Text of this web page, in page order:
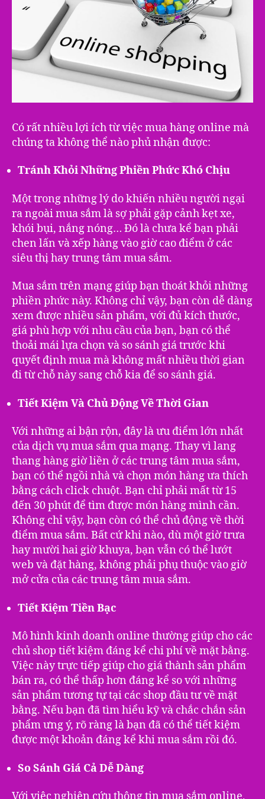
Có rất nhiều lợi ích từ việc mua hàng online mà
chúng ta không thể nào phủ nhận được:
Tránh Khỏi Những Phiền Phức Khó Chịu
Một trong những lý do khiến nhiều người ngại
ra ngoài mua sắm là sợ phải gặp cảnh kẹt xe,
khói bụi, nắng nóng… Đó là chưa kể bạn phải
chen lấn và xếp hàng vào giờ cao điểm ở các
siêu thị hay trung tâm mua sắm.
Mua sắm trên mạng giúp bạn thoát khỏi những
phiền phức này. Không chỉ vậy, bạn còn dễ dàng
xem được nhiều sản phẩm, với đủ kích thước,
giá phù hợp với nhu cầu của bạn, bạn có thể
thoải mái lựa chọn và so sánh giá trước khi
quyết định mua mà không mất nhiều thời gian
đi từ chỗ này sang chỗ kia để so sánh giá.
Tiết Kiệm Và Chủ Động Về Thời Gian
Với những ai bận rộn, đây là ưu điểm lớn nhất
của dịch vụ mua sắm qua mạng. Thay vì lang
thang hàng giờ liền ở các trung tâm mua sắm,
bạn có thể ngồi nhà và chọn món hàng ưa thích
bằng cách click chuột. Bạn chỉ phải mất từ 15
đến 30 phút để tìm được món hàng mình cần.
Không chỉ vậy, bạn còn có thể chủ động về thời
điểm mua sắm. Bất cứ khi nào, dù một giờ trưa
hay mười hai giờ khuya, bạn vẫn có thể lướt
web và đặt hàng, không phải phụ thuộc vào giờ
mở cửa của các trung tâm mua sắm.
Tiết Kiệm Tiền Bạc
Mô hình kinh doanh online thường giúp cho các
chủ shop tiết kiệm đáng kể chi phí về mặt bằng.
Việc này trực tiếp giúp cho giá thành sản phẩm
bán ra, có thể thấp hơn đáng kể so với những
sản phẩm tương tự tại các shop đầu tư về mặt
bằng. Nếu bạn đã tìm hiểu kỹ và chắc chắn sản
phẩm ưng ý, rõ ràng là bạn đã có thể tiết kiệm
được một khoản đáng kể khi mua sắm rồi đó.
So Sánh Giá Cả Dễ Dàng